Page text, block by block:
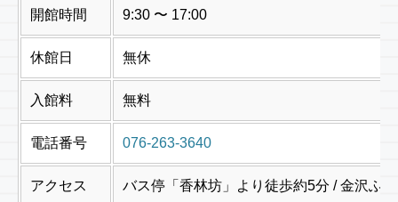
開館時間 9:30 〜 17:00
休館日 無休
入館料 無料
電話番号 076-263-3640
アクセス バス停「香林坊」より徒歩約5分 / 金沢ふ